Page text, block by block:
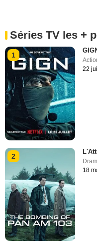
Séries TV les +
1
22
2
18